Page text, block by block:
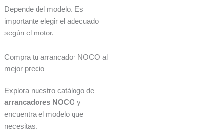
Depende del modelo. Es
importante elegir el adecuado
según el motor.
Compra tu arrancador NOCO al
mejor precio
Explora nuestro catálogo de
arrancadores NOCO y
encuentra el modelo que
necesitas.